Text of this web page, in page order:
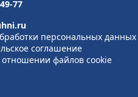
77
персональных данных
соглашение
отношении файлов cookie